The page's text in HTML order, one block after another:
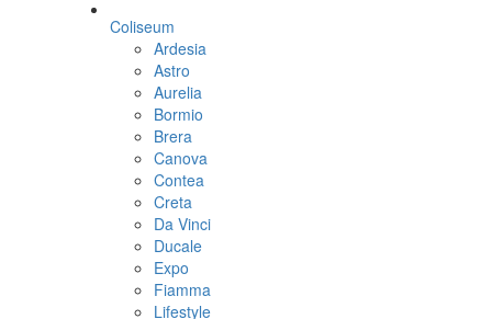
Coliseum
Ardesia
Astro
Aurelia
Bormio
Brera
Canova
Contea
Creta
Da Vinci
Ducale
Expo
Fiamma
Lifestyle